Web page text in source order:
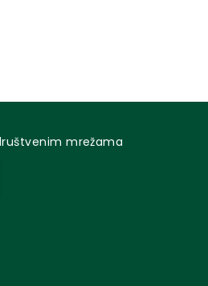
mrežama